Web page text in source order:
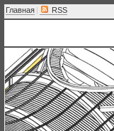
Главная | RSS